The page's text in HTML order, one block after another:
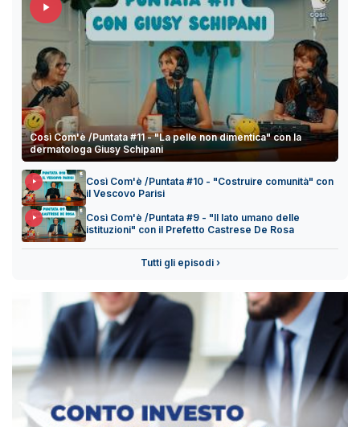
Così Com'è /Puntata #11 - "La pelle non dimentica" con la
dermatologa Giusy Schipani
Così Com'è /Puntata #10 - "Costruire comunità" con
il Vescovo Parisi
Così Com'è /Puntata #9 - "Il lato umano delle
istituzioni" con il Prefetto Castrese De Rosa
Tutti gli episodi ›